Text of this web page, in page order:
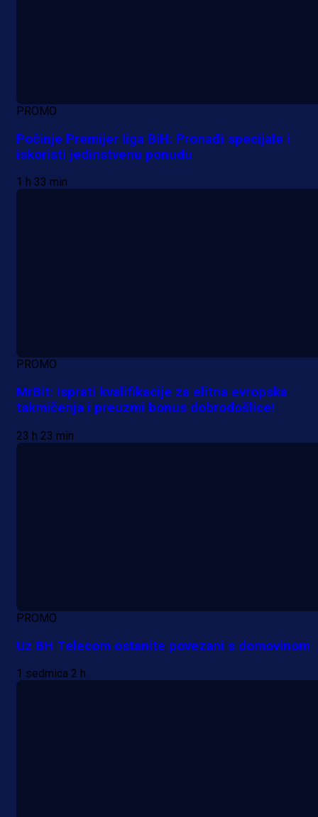
PROMO
Počinje Premijer liga BiH: Pronađi specijale i
iskoristi jedinstvenu ponudu
1 h 33 min
PROMO
MrBit: Isprati kvalifikacije za elitna evropska
takmičenja i preuzmi bonus dobrodošlice!
23 h 23 min
PROMO
Uz BH Telecom ostanite povezani s domovinom
1 sedmica 2 h